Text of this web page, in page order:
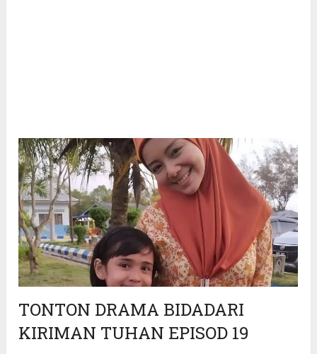
TONTON DRAMA BIDADARI
KIRIMAN TUHAN EPISOD 19